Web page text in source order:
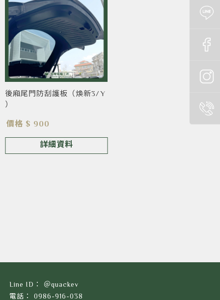
後廂尾門防刮護板（煥新3/Y
）
價格 $ 900
詳細資料
＠quackev
0986-916-038